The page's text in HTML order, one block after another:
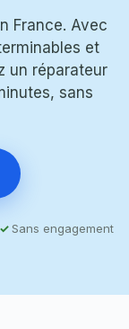
France. Avec
et
un réparateur
sans
Sans engagement